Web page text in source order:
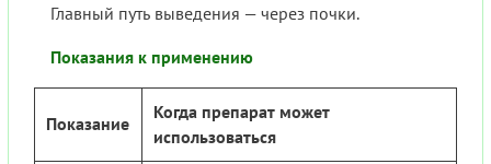
Главный путь выведения — через почки.
Показания к применению
Показание
Когда препарат может
использоваться